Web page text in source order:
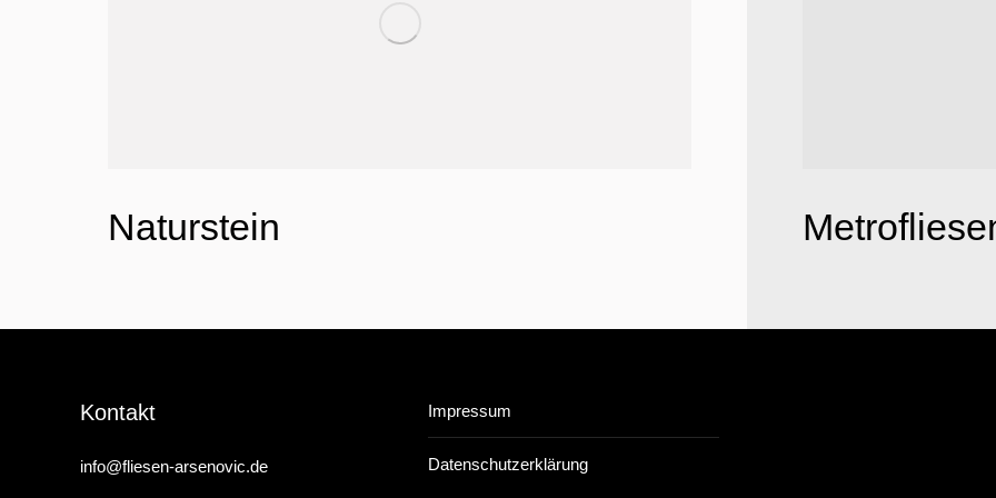
Naturstein
Kontakt
info@fliesen-arsenovic.de
Impressum
Datenschutzerklärung